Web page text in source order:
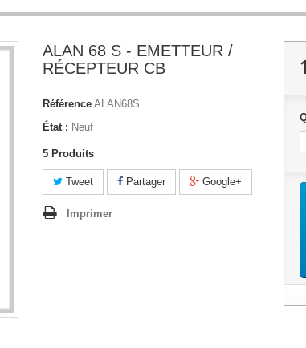
ALAN 68 S - EMETTEUR /
RÉCEPTEUR CB
Référence ALAN68S
État : Neuf
5 Produits
Tweet Partager Google+
Imprimer